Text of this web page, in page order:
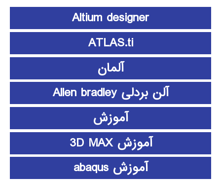
Altium designer
ATLAS.ti
آلمان
آلن بردلی Allen bradley
آموزش
آموزش 3D MAX
آموزش abaqus